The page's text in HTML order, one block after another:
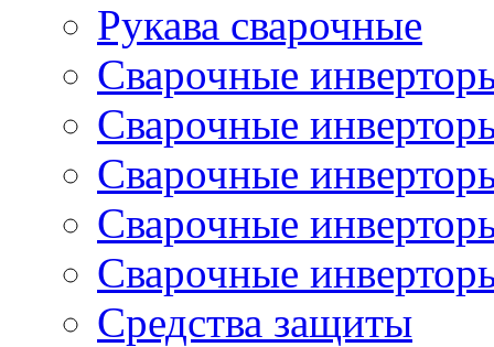
Рукава сварочные
Сварочные
Сварочные
Сварочные
Сварочные
Сварочные
Средства защиты